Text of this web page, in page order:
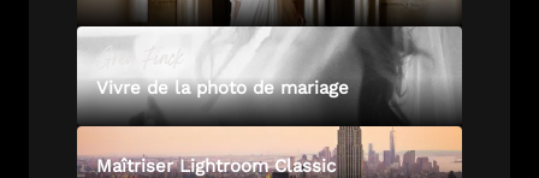
Greg
Vivre de la photo de mariage
Maîtriser Lightroom Classic